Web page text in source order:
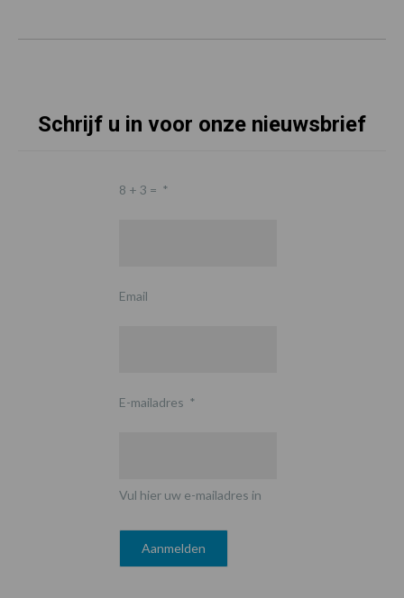
Schrijf u in voor onze nieuwsbrief
8 + 3 = *
Email
E-mailadres *
Vul hier uw e-mailadres in